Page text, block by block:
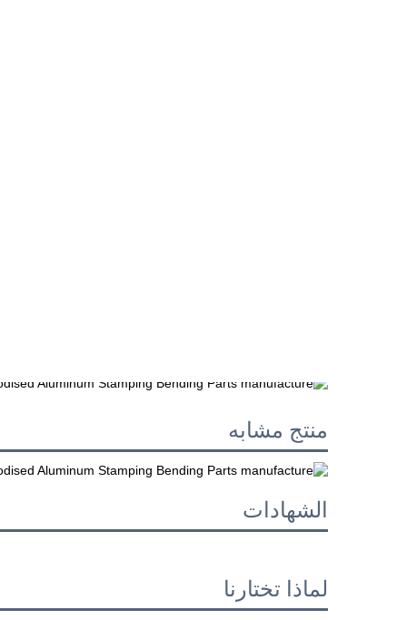
منتج مشابه
الشهادات
لماذا تختارنا